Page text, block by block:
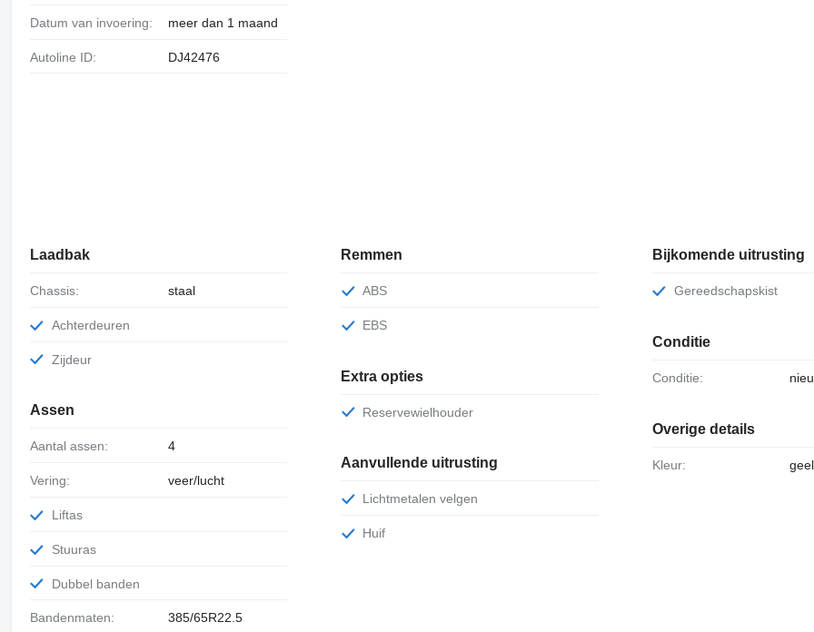
Datum van invoering: meer dan 1 maand
Autoline ID: DJ42476
Laadbak
Chassis: staal
Achterdeuren
Zijdeur
Assen
Aantal assen: 4
Vering: veer/lucht
Liftas
Stuuras
Dubbel banden
Bandenmaten: 385/65R22.5
Remmen
ABS
EBS
Extra opties
Reservewielhouder
Aanvullende uitrusting
Lichtmetalen velgen
Huif
Bijkomende uitrusting
Gereedschapskist
Conditie
Conditie:
Overige details
Kleur: geel